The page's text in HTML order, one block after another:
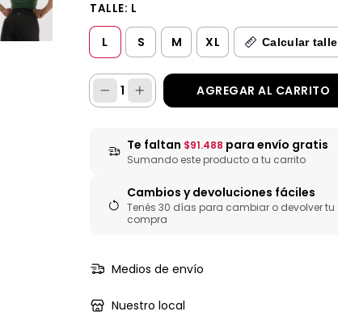
TALLE: L
L S M XL Calcular talle
Te faltan $91.488 para envío gratis
Sumando este producto a tu carrito
Cambios y devoluciones fáciles
Tenés 30 días para cambiar o devolver tu
compra
Medios de envío
Nuestro local